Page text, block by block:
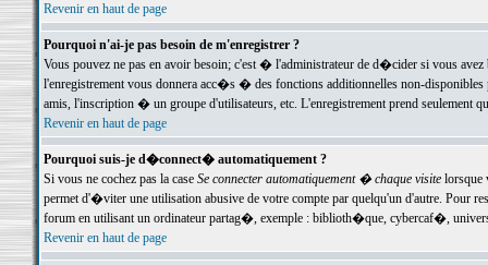
Revenir en haut de page
Pourquoi n'ai-je pas besoin de m'enregistrer ?
Vous pouvez ne pas en avoir besoin; c'est � l'administrateur de d�cider si vous
l'enregistrement vous donnera acc�s � des fonctions additionnelles non-
amis, l'inscription � un groupe d'utilisateurs, etc. L'enregistrement prend seulement
Revenir en haut de page
Pourquoi suis-je d�connect� automatiquement ?
Si vous ne cochez pas la case Se connecter automatiquement � chaque visitelorsque
permet d'�viter une utilisation abusive de votre compte par quelqu'un d'autre. Pour
forum en utilisant un ordinateur partag�, exemple : biblioth�que, cybercaf�,
Revenir en haut de page